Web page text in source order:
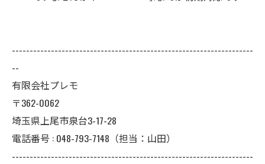
--------------------------------------------------------------------
--
有限会社プレモ
〒362-0062
埼玉県上尾市泉台3-17-28
電話番号 : 048-793-7148（担当：山田）
--------------------------------------------------------------------